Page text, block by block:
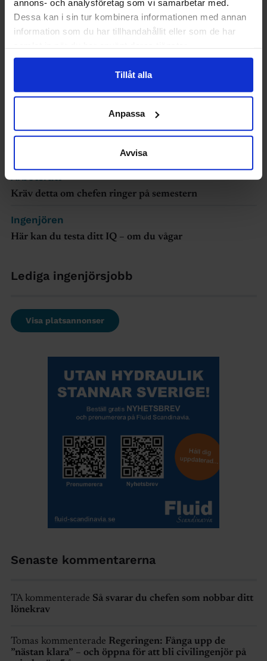
annons- och analysföretag som vi samarbetar med.
Dessa kan i sin tur kombinera informationen med annan
information som du har tillhandahållit eller som de har
Tillåt alla
Anpassa
Avvisa
Arbetsrätt
Så mycket tjänar myndighetscheferna
Så hög blev antagningspoängen till
ingenjörsutbildningarna i höst
Arbetsrätt
Kräv detta om chefen ringer på semestern
Ingenjören
Här kan du testa ditt IQ – om du vågar
Lediga ingenjörsjobb
Visa platsannonser
Senaste kommentarerna
TA kommenterade Så svarar du chefen som nobbar ditt
lönekrav
Tomas kommenterade Regeringen: Fånga upp de
”nästan klara” – och öppna för att bli civilingenjör på